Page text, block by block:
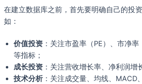
在建立数据库之前，首先要明确自己的投
如：
价值投资 ：关注市盈率（PE）、市净
等指标；
成长投资 ：关注营收增长率、净利润增
技术分析 ：关注成交量、均线、MACD